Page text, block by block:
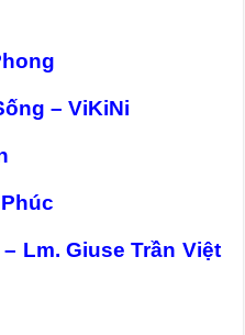
– ViKiNi
Lm. Giuse Trần Việt